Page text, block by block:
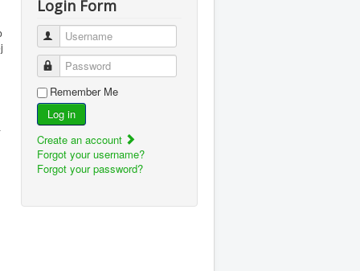
Login Form
Username
Password
Remember Me
Log in
Create an account
Forgot your username?
Forgot your password?